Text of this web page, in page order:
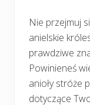
Nie przejmuj
anielskie
prawdziwe
Powinieneś
anioły stróże
dotyczące